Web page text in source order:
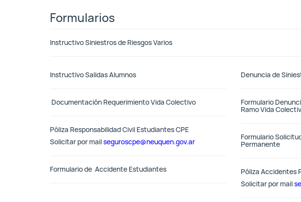
Formularios
Instructivo Siniestros de Riesgos Varios
Instructivo Salidas Alumnos
Documentación Requerimiento Vida Colectivo
Póliza Responsabilidad Civil Estudiantes CPE
Solicitar por mailseguroscpe@neuquen.gov.ar
Formulario de Accidente Estudiantes
Denuncia de
Formulario
Ramo Vida
Formulario
Permanente
Póliza Accidentes
Solicitar por mail